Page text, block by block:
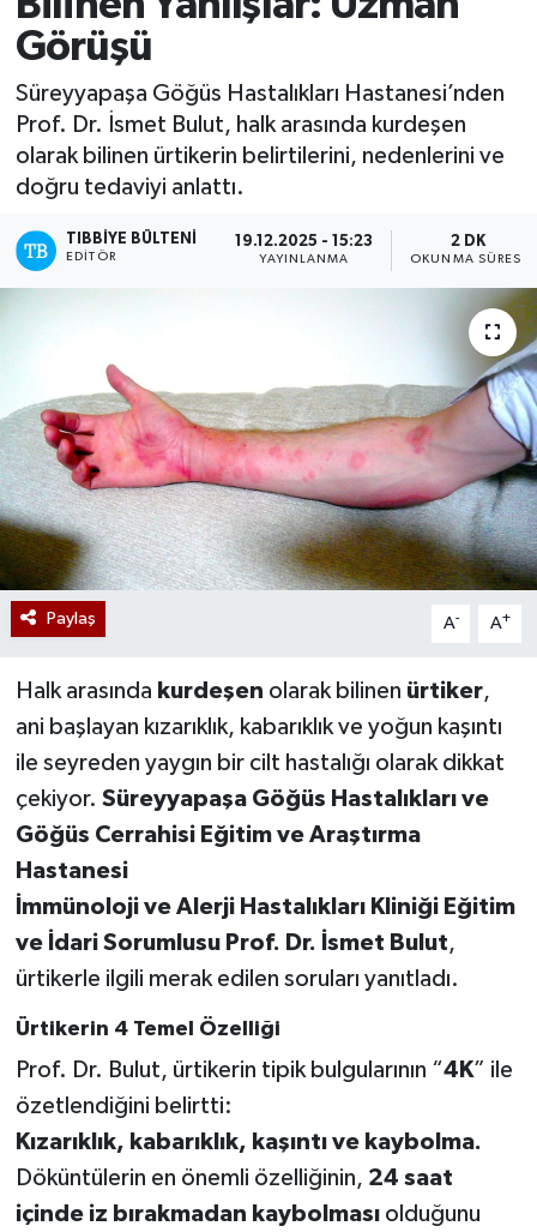
Görüşü
Süreyyapaşa Göğüs Hastalıkları Hastanesi’nden
Prof. Dr. İsmet Bulut, halk arasında kurdeşen
olarak bilinen ürtikerin belirtilerini, nedenlerini ve
doğru tedaviyi anlattı.
TIBBIYE BÜLTENI
EDITÖR
19.12.2025 - 15:23
YAYINLANMA
2 DK
OKUNMA SÜRESI
Paylaş A- A+
Halk arasında kurdeşen olarak bilinen ürtiker,
ani başlayan kızarıklık, kabarıklık ve yoğun kaşıntı
ile seyreden yaygın bir cilt hastalığı olarak dikkat
çekiyor. Süreyyapaşa Göğüs Hastalıkları ve
Göğüs Cerrahisi Eğitim ve Araştırma
Hastanesi
İmmünoloji ve Alerji Hastalıkları Kliniği Eğitim
ve İdari Sorumlusu Prof. Dr. İsmet Bulut,
ürtikerle ilgili merak edilen soruları yanıtladı.
Ürtikerin 4 Temel Özelliği
Prof. Dr. Bulut, ürtikerin tipik bulgularının “4K” ile
özetlendiğini belirtti:
Kızarıklık, kabarıklık, kaşıntı ve kaybolma.
Döküntülerin en önemli özelliğinin, 24 saat
içinde iz bırakmadan kaybolmasıolduğunu
Mevzuat